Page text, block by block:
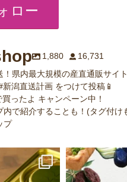
ロー
1,880
16,731
！県内最大規模の産直通販サイ
潟直送計画 をつけて投稿📱
ったよ キャンペーン中！
内で紹介することも！(タグ付け
プ